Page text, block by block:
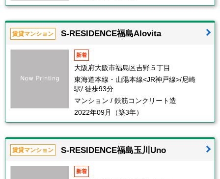
賃貸マンション S-RESIDENCE福島Alovita
新着
大阪府大阪市福島区吉野５丁目
東海道本線・山陽本線<JR神戸線>/尼崎
駅/ 徒歩93分
マンション / 鉄筋コンクリート造
2022年09月（築3年）
賃貸マンション S-RESIDENCE福島玉川Uno
新着